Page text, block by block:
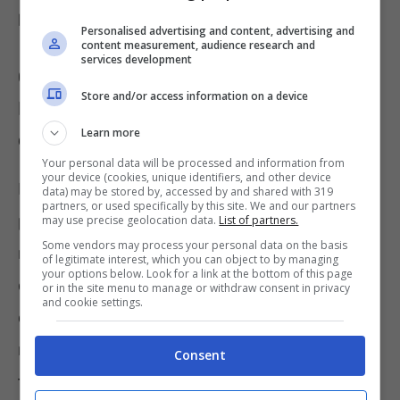
l’accesso.
Come facilitare l’accesso su
Facebook con un solo tocco, ecco
cosa bisogna fare con l’app
Possiamo dare una bella notizia a chi non è
proprio portato per la tecnologia: esiste un
metodo semplice che risolverà ogni problema
di accesso. La cosa positiva è che tutto parte
dalla nostra app, la quale non deve essere
nemmeno aggiornata per una simile
funzione. Anzi, possiamo dire che la stessa si
Personalised advertising and content, advertising and
content measurement, audience research and
services development
Store and/or access information on a device
Learn more
Your personal data will be processed and information from
your device (cookies, unique identifiers, and other device
data) may be stored by, accessed by and shared with 319
partners, or used specifically by this site. We and our partners
may use precise geolocation data. List of partners.
Some vendors may process your personal data on the basis
of legitimate interest, which you can object to by managing
your options below. Look for a link at the bottom of this page
or in the site menu to manage or withdraw consent in privacy
and cookie settings.
Consent